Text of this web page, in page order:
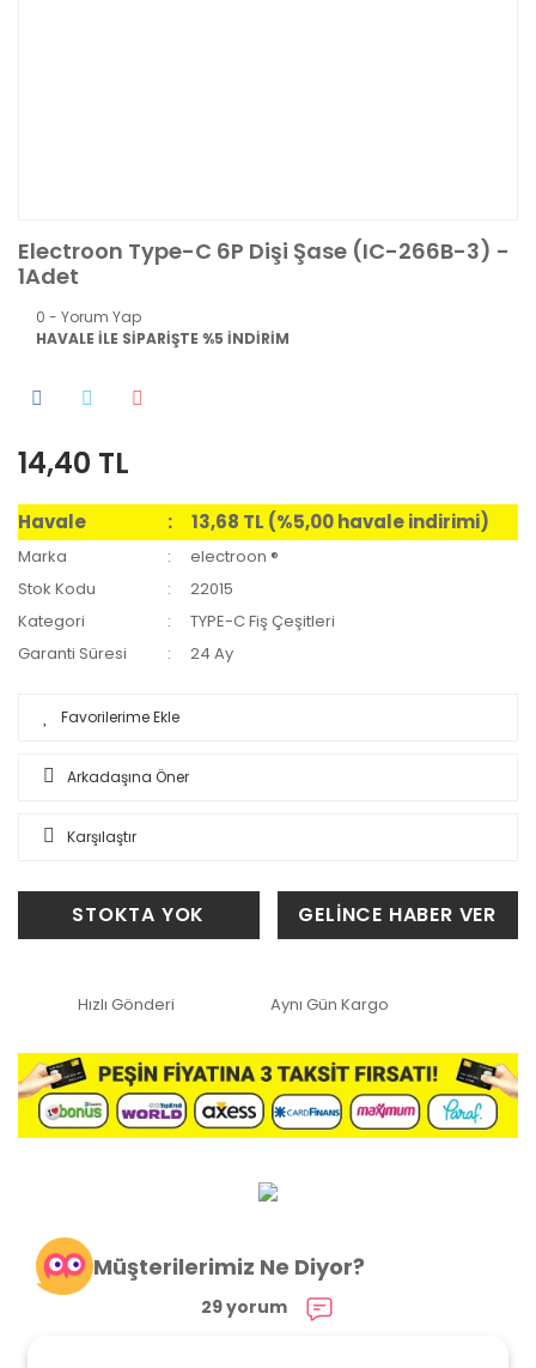
Electroon Type-C 6P Dişi Şase (IC-266B-3) -
1Adet
0 - Yorum Yap
HAVALE İLE SİPARİŞTE %5 İNDİRİM
14,40 TL
Havale 13,68 TL (%5,00 havale indirimi)
Marka
electroon ®
Stok Kodu
22015
Kategori
TYPE-C Fiş Çeşitleri
Garanti Süresi
24 Ay
Arkadaşına Öner
Karşılaştır
STOKTA YOK GELİNCE HABER VER
Hızlı Gönderi Aynı Gün Kargo
Müşterilerimiz Ne Diyor?
29 yorum